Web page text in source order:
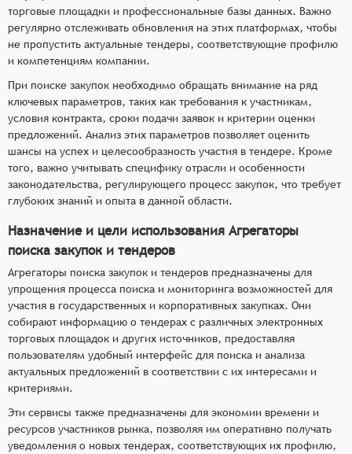
торговые площадки и профессиональные базы данных. Важно
регулярно отслеживать обновления на этих платформах, чтобы
не пропустить актуальные тендеры, соответствующие профилю
и компетенциям компании.
При поиске закупок необходимо обращать внимание на ряд
ключевых параметров, таких как требования к участникам,
условия контракта, сроки подачи заявок и критерии оценки
предложений. Анализ этих параметров позволяет оценить
шансы на успех и целесообразность участия в тендере. Кроме
того, важно учитывать специфику отрасли и особенности
законодательства, регулирующего процесс закупок, что требует
глубоких знаний и опыта в данной области.
Назначение и цели использования Агрегаторы
поиска закупок и тендеров
Агрегаторы поиска закупок и тендеров предназначены для
упрощения процесса поиска и мониторинга возможностей для
участия в государственных и корпоративных закупках. Они
собирают информацию о тендерах с различных электронных
торговых площадок и других источников, предоставляя
пользователям удобный интерфейс для поиска и анализа
актуальных предложений в соответствии с их интересами и
критериями.
Эти сервисы также предназначены для экономии времени и
ресурсов участников рынка, позволяя им оперативно получать
уведомления о новых тендерах, соответствующих их профилю,